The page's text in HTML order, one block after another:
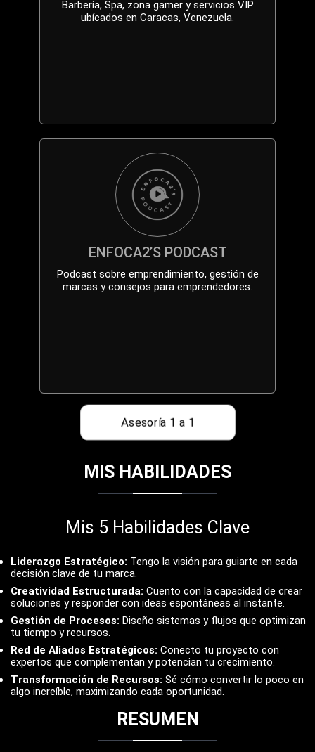
Barbería, Spa, zona gamer y servicios VIP
ubícados en Caracas, Venezuela.
ENFOCA2’S PODCAST
Podcast sobre emprendimiento, gestión de
marcas y consejos para emprendedores.
Asesoría 1 a 1
MIS HABILIDADES
Mis 5 Habilidades Clave
Liderazgo Estratégico: Tengo la visión para guiarte en cada
decisión clave de tu marca.
Creatividad Estructurada: Cuento con la capacidad de crear
soluciones y responder con ideas espontáneas al instante.
Gestión de Procesos: Diseño sistemas y flujos que optimizan
tu tiempo y recursos.
Red de Aliados Estratégicos: Conecto tu proyecto con
expertos que complementan y potencian tu crecimiento.
Transformación de Recursos: Sé cómo convertir lo poco en
algo increíble, maximizando cada oportunidad.
RESUMEN